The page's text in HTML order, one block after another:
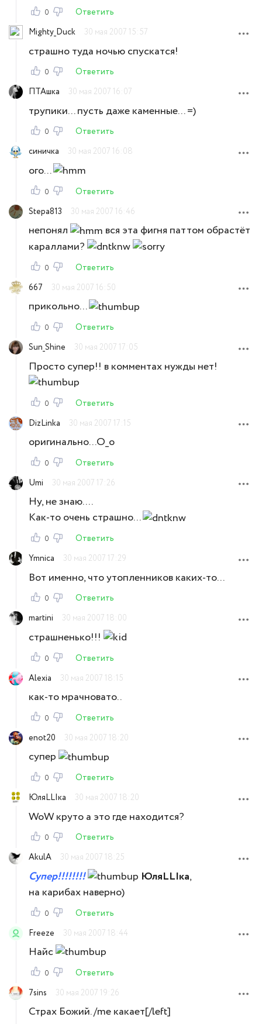
0
Ответить
Mighty_Duck
30 мая 2007 15:57
страшно туда ночью спускатся!
0
Ответить
ПТАшка
30 мая 2007 16:07
трупики... пусть даже каменные... =)
0
Ответить
синичка
30 мая 2007 16:08
ого...
0
Ответить
Stepa813
30 мая 2007 16:46
непонял
вся эта фигня паттом обрастёт
караллами?
0
Ответить
667
30 мая 2007 16:50
прикольно...
0
Ответить
Sun_Shine
30 мая 2007 17:05
Просто супер!! в комментах нужды нет!
0
Ответить
DizLinka
30 мая 2007 17:15
оригинально...О_о
0
Ответить
Umi
30 мая 2007 17:26
Ну, не знаю....
Как-то очень страшно...
0
Ответить
Ymnica
30 мая 2007 17:29
Вот именно, что утопленников каких-то...
0
Ответить
martini
30 мая 2007 18:00
страшненько!!!
0
Ответить
Alexia
30 мая 2007 18:15
как-то мрачновато..
0
Ответить
enot20
30 мая 2007 18:20
супер
0
Ответить
ЮляLLIка
30 мая 2007 18:20
WoW круто а это где находится?
0
Ответить
AkulA
30 мая 2007 18:25
Супер!!!!!!!! ЮляLLIка,
на карибах наверно)
0
Ответить
Freeze
30 мая 2007 18:44
Найс
0
Ответить
7sins
30 мая 2007 19:26
Страх Божий. /me какает[/left]